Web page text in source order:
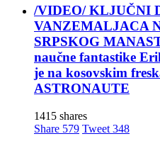
/VIDEO/ KLJUČNI
VANZEMALJACA
SRPSKOG
naučne fantastike
je na kosovskim
ASTRONAUTE
1415 shares
Share 579 Tweet 348